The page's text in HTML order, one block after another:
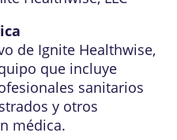
de Ignite Healthwise,
que incluye
sanitarios
y otros
médica.